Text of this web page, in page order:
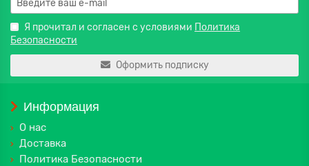
Я прочитал и согласен с условиями Политика
Безопасности
Оформить подписку
Информация
О нас
Доставка
Политика Безопасности